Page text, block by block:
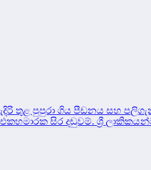
තුළ පුපුරා ගිය පීඩනය සහ
සිර දඬුවම්. ශ්‍රී